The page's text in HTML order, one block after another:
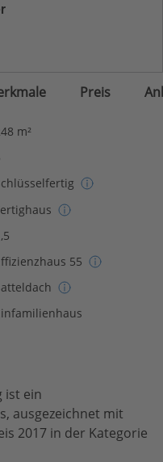
Preis
m²
55
ist ein
ausgezeichnet mit
2017 in der Kategorie